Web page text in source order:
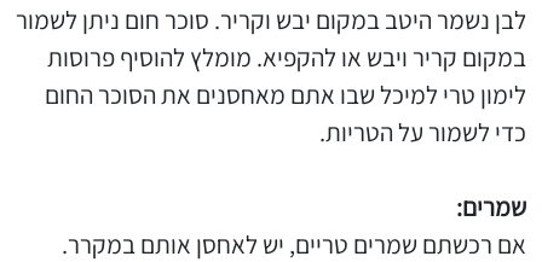
לבן נשמר היטב במקום יבש וקריר. סוכר חום ניתן לשמור
במקום קריר ויבש או להקפיא. מומלץ להוסיף פרוסות
לימון טרי למיכל שבו אתם מאחסנים את הסוכר החום
כדי לשמור על הטריות.
שמרים:
אם רכשתם שמרים טריים, יש לאחסן אותם במקרר.